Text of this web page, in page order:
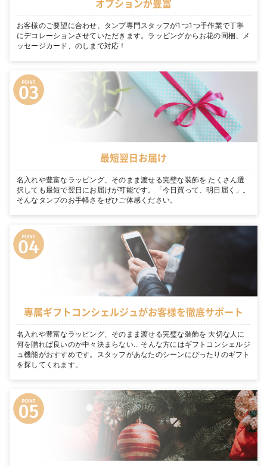
オプションが豊富
お客様のご要望に合わせ、タンプ専門スタッフが1つ1つ手作業で丁寧
にデコレーションさせていただきます。ラッピングからお花の同梱、メ
ッセージカード、のしまで対応！
最短翌日お届け
名入れや豊富なラッピング、そのまま渡せる完璧な装飾を たくさん選
択しても最短で翌日にお届けが可能です。「今日買って、明日届く」。
そんなタンプのお手軽さをぜひご体感ください。
専属ギフトコンシェルジュがお客様を徹底サポート
名入れや豊富なラッピング、そのまま渡せる完璧な装飾を 大切な人に
何を贈れば良いのか中々決まらない… そんな方にはギフトコンシェルジ
ュ機能がおすすめです。スタッフがあなたのシーンにぴったりのギフト
を探してくれます。